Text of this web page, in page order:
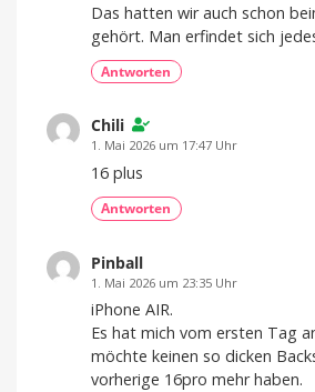
Das hatten wir auch schon
gehört. Man erfindet sich
Antworten
Chili
1. Mai 2026 um 17:47 Uhr
16 plus
Antworten
Pinball
1. Mai 2026 um 23:35 Uhr
iPhone AIR.
Es hat mich vom ersten Tag
möchte keinen so dicken
vorherige 16pro mehr haben.